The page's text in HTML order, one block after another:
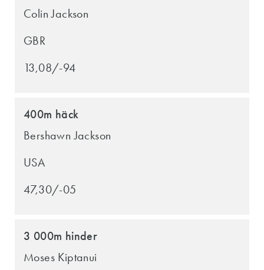
Colin Jackson
GBR
13,08/-94
400m häck
Bershawn Jackson
USA
47,30/-05
3 000m hinder
Moses Kiptanui